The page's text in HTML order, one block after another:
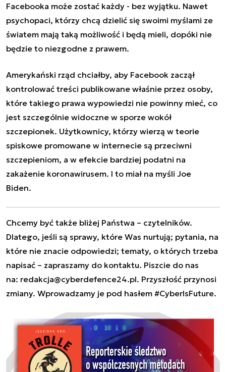
Facebooka może zostać każdy - bez wyjątku. Nawet
psychopaci, którzy chcą dzielić się swoimi myślami ze
światem mają taką możliwość i będą mieli, dopóki nie
będzie to niezgodne z prawem.
Amerykański rząd chciałby, aby Facebook zaczął
kontrolować treści publikowane właśnie przez osoby,
które takiego prawa wypowiedzi nie powinny mieć, co
jest szczególnie widoczne w sporze wokół
szczepionek. Użytkownicy, którzy wierzą w teorie
spiskowe promowane w internecie są przeciwni
szczepieniom, a w efekcie bardziej podatni na
zakażenie koronawirusem. I to miał na myśli Joe
Biden.
Chcemy być także bliżej Państwa – czytelników.
Dlatego, jeśli są sprawy, które Was nurtują; pytania, na
które nie znacie odpowiedzi; tematy, o których trzeba
napisać – zapraszamy do kontaktu. Piszcie do nas
na: redakcja@cyberdefence24.pl. Przyszłość przynosi
zmiany. Wprowadzamy je pod hasłem #CyberIsFuture.